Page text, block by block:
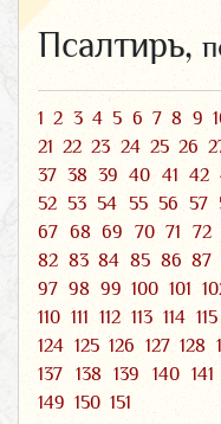
Псалтирь,
1 2 3 4 5 6 7 8 9
21 22 23 24 25 26
37 38 39 40 41 42
52 53 54 55 56 57
67 68 69 70 71 72
82 83 84 85 86 87
97 98 99 100 101
110 111 112 113 114 115
124 125 126 127 128
137
138 139 140 141
149 150 151